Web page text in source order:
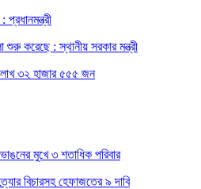
প্রধানমন্ত্রী
শুরু করেছে : স্থানীয় সরকার মন্ত্রী
লাখ ৩২ হাজার ৫৫৫ জন
মুখে ৩ শতাধিক পরিবার
বিচারসহ হেফাজতের ৯ দাবি